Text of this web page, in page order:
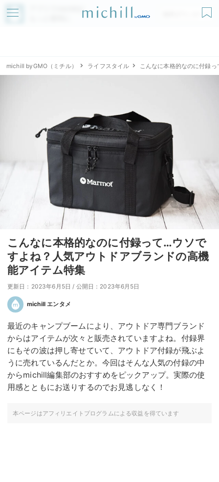
アプリでmichillが
無料ダウンロード
michill byGMO（ミチル） ライフスタイル こんなに本格的なのに付録
こんなに本格的なのに付録って…ウソで
すよね？人気アウトドアブランドの高機
能アイテム特集
更新日：2023年6月5日 / 公開日：2023年6月5日
michill エンタメ
最近のキャンプブームにより、アウトドア専門ブランド
からはアイテムが次々と販売されていますよね。付録界
にもその波は押し寄せていて、アウトドア付録が飛ぶよ
うに売れているんだとか。今回はそんな人気の付録の中
からmichill編集部のおすすめをピックアップ。実際の使
用感とともにお送りするのでお見逃しなく！
本ページはアフィリエイトプログラムによる収益を得ています